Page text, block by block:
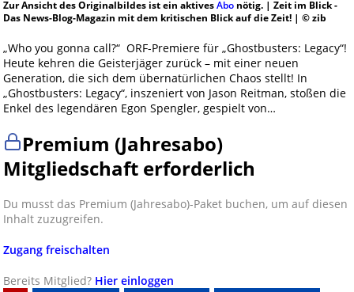
Zur Ansicht des Originalbildes ist ein aktivesAbonötig. | Zeit im Blick -
Das News-Blog-Magazin mit dem kritischen Blick auf die Zeit! | © zib
„Who you gonna call?“ ORF-Premiere für „Ghostbusters: Legacy“!
Heute kehren die Geisterjäger zurück – mit einer neuen
Generation, die sich dem übernatürlichen Chaos stellt! In
„Ghostbusters: Legacy“, inszeniert von Jason Reitman, stoßen die
Enkel des legendären Egon Spengler, gespielt von…
Premium (Jahresabo)
Mitgliedschaft erforderlich
Du musst das Premium (Jahresabo)-Paket buchen, um auf diesen
Inhalt zuzugreifen.
Zugang freischalten
Bereits Mitglied? Hier einloggen